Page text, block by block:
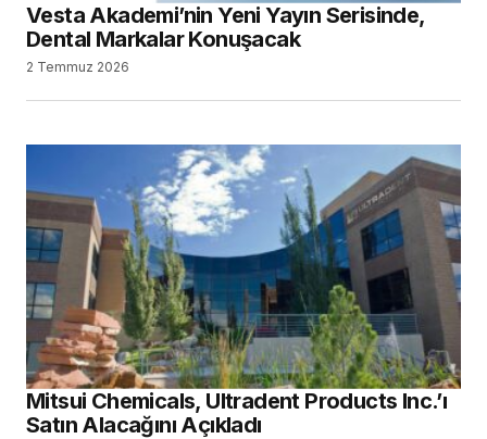
Vesta Akademi’nin Yeni Yayın Serisinde,
Dental Markalar Konuşacak
2 Temmuz 2026
Mitsui Chemicals, Ultradent Products Inc.’ı
Satın Alacağını Açıkladı